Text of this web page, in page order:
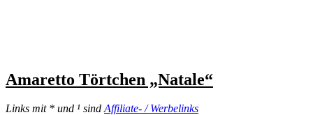
Amaretto Törtchen „Natale“
Links mit * und ¹ sindAffiliate- / Werbelinks